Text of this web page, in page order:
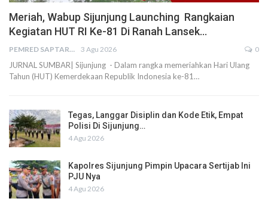
Meriah, Wabup Sijunjung Launching Rangkaian
Kegiatan HUT RI Ke-81 Di Ranah Lansek…
PEMRED SAPTARIUS 3 Agu 2026 0
JURNAL SUMBAR| Sijunjung - Dalam rangka memeriahkan Hari Ulang
Tahun (HUT) Kemerdekaan Republik Indonesia ke-81…
Tegas, Langgar Disiplin dan Kode Etik, Empat
Polisi Di Sijunjung…
4 Agu 2026
Kapolres Sijunjung Pimpin Upacara Sertijab Ini
PJU Nya
4 Agu 2026